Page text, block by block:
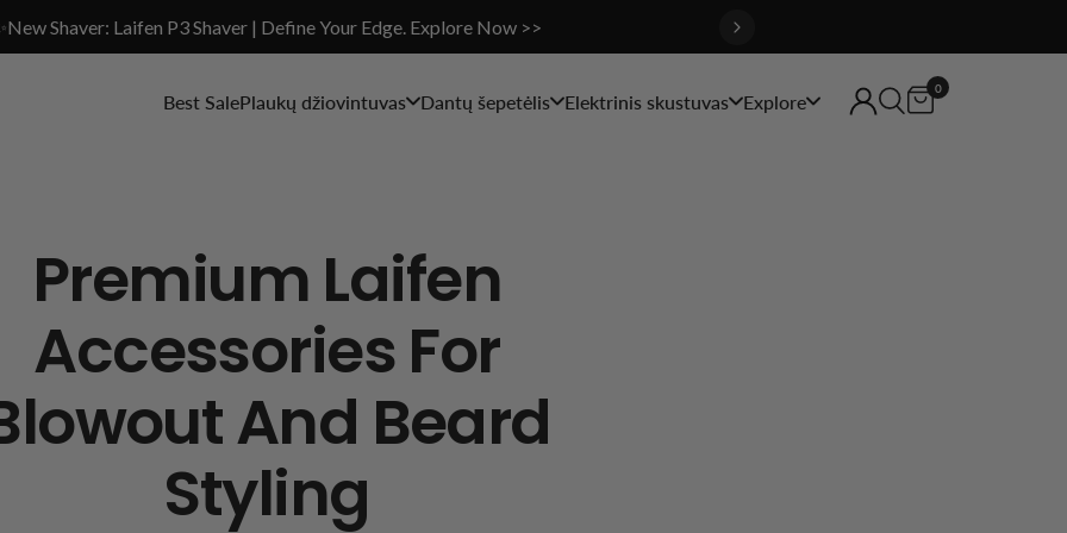
Shaver: Laifen P3 Shaver | Define Your Edge. Explore Now >>
Best SalePlaukų džiovintuvas Dantų šepetėlis Elektrinis skustuvas Explore
0
Premium Laifen
Accessories For
And Beard
Styling